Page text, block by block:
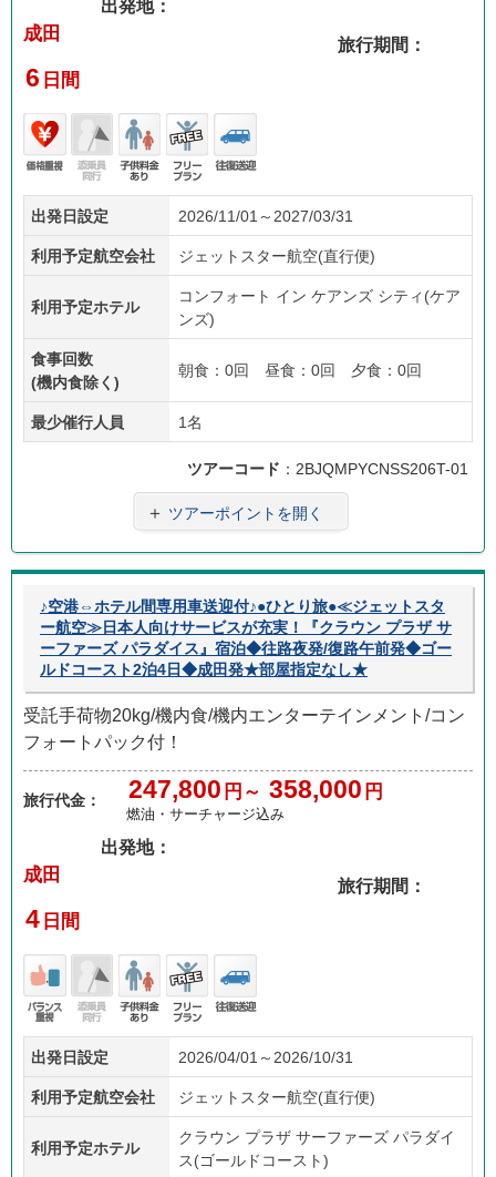
出発地：
成田
旅行期間：
6 日間
価格
重視
添乗
員無
し
子供
あり
フリ
ープ
ラン
往復
送迎
出発日設定 2026/11/01～2027/03/31
利用予定航空会社 ジェットスター航空(直行便)
利用予定ホテル
コンフォート イン ケアンズ シティ(ケア
ンズ)
食事回数
(機内食除く)
朝食：0回 昼食：0回 夕食：0回
最少催行人員 1名
ツアーコード ：2BJQMPYCNSS206T-01
＋ ツアーポイントを開く
♪空港⇔ホテル間専用車送迎付♪●ひとり旅●≪ジェットスタ
ー航空≫日本人向けサービスが充実！『クラウン プラザ サ
ーファーズ パラダイス』宿泊◆往路夜発/復路午前発◆ゴー
ルドコースト2泊4日◆成田発★部屋指定なし★
受託手荷物20kg/機内食/機内エンターテインメント/コン
フォートパック付！
旅行代金： 247,800 円～ 358,000 円
燃油・サーチャージ込み
出発地：
成田
旅行期間：
4 日間
バラ
ンス
重視
添乗
員無
し
子供
あり
フリ
ープ
ラン
往復
送迎
出発日設定 2026/04/01～2026/10/31
利用予定航空会社 ジェットスター航空(直行便)
利用予定ホテル
クラウン プラザ サーファーズ パラダイ
ス(ゴールドコースト)